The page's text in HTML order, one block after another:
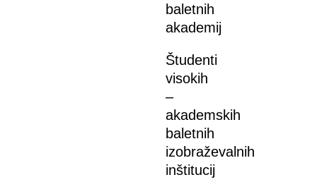
baletnih
akademij
Študenti
visokih
–
akademskih
baletnih
izobraževalnih
inštitucij